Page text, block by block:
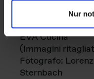
Nur
EVA Cucina
(Immagini
Fotografo: Lorenz
Sternbach